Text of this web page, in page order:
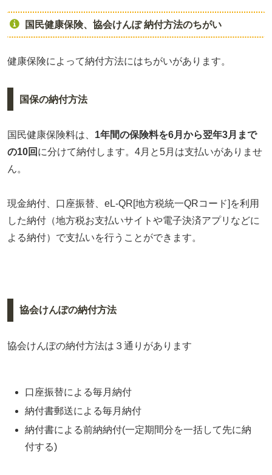
国民健康保険、協会けんぽ 納付方法のちがい
健康保険によって納付方法にはちがいがあります。
国保の納付方法
国民健康保険料は、 1年間の保険料を6月から翌年3月まで
の10回 に分けて納付します。4月と5月は支払いがありませ
ん。
現金納付、口座振替、eL-QR[地方税統一QRコード]を利用
した納付（地方税お支払いサイトや電子決済アプリなどに
よる納付）で支払いを行うことができます。
協会けんぽの納付方法
協会けんぽの納付方法は３通りがあります
口座振替による毎月納付
納付書郵送による毎月納付
納付書による前納納付(一定期間分を一括して先に納
付する)